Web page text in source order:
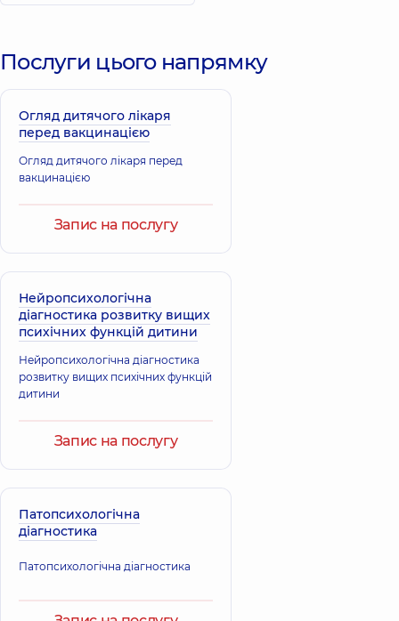
Послуги цього напрямку
Огляд дитячого лікаря
перед вакцинацією
Огляд дитячого лікаря перед
вакцинацією
Запис на послугу
Нейропсихологічна
діагностика розвитку вищих
психічних функцій дитини
Нейропсихологічна діагностика
розвитку вищих психічних функцій
дитини
Запис на послугу
Патопсихологічна
діагностика
Патопсихологічна діагностика